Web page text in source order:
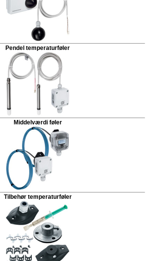
Pendel temperaturføler
Middelværdi føler
Tilbehør temperaturføler